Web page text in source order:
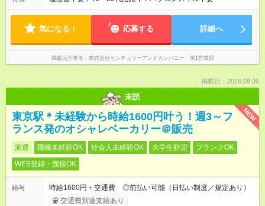
気になる！ 応募する 詳細へ
掲載元企業名 株式会社センチュリーアンドカンパニー 第1営業部
掲載日：2026.08.06
未読
NEW
東京駅＊未経験から時給1600円叶う！週3～フ
ランス発のオシャレベーカリー＠販売
派遣 職種未経験OK 社会人未経験OK 大学生歓迎
ブランクOK
WEB登録・面接OK
給与
時給1600円＋交通費 ◎前払い可能（日払い制度／規定あり）
交通費別途支給あり